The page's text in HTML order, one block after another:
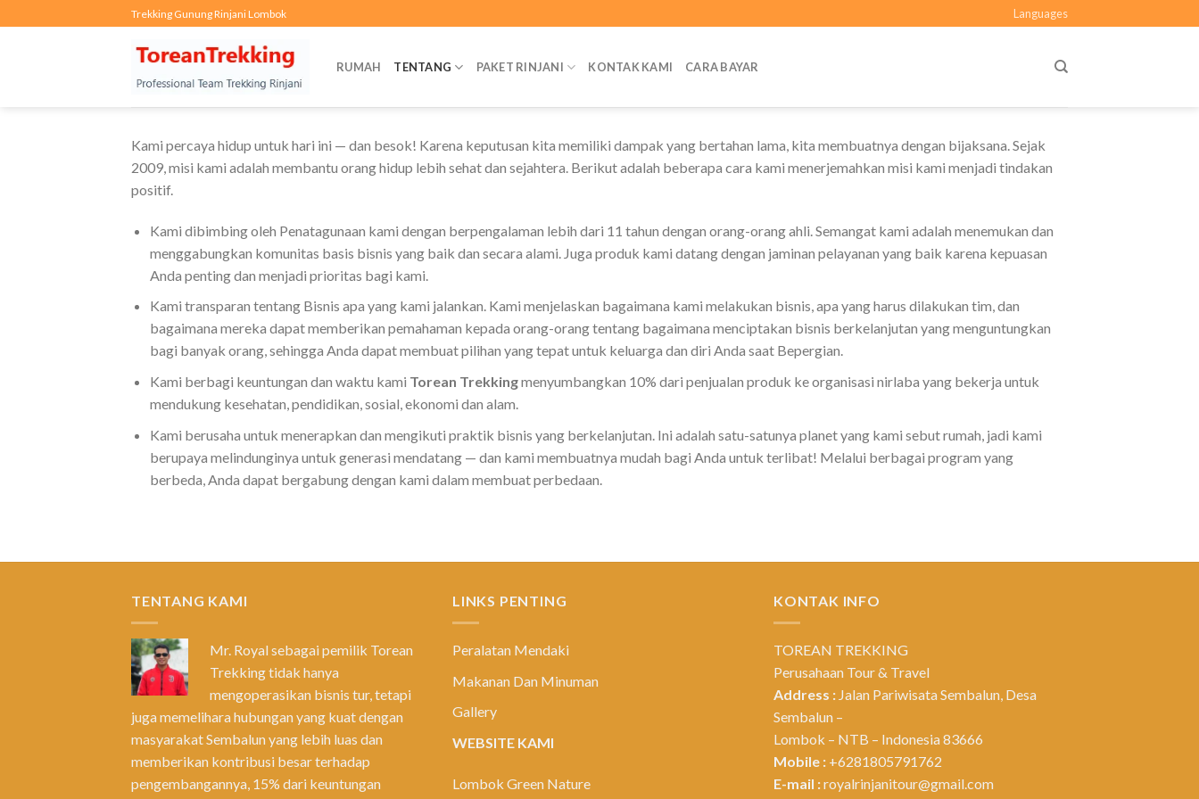
to
Trekking Gunung Rinjani Lombok Languages
RUMAH TENTANG PAKET RINJANI KONTAK KAMI CARA BAYAR
Kami percaya hidup untuk hari ini — dan besok! Karena keputusan kita memiliki dampak yang bertahan lama, kita membuatnya dengan bijaksana. Sejak
2009, misi kami adalah membantu orang hidup lebih sehat dan sejahtera. Berikut adalah beberapa cara kami menerjemahkan misi kami menjadi tindakan
positif.
Kami dibimbing oleh Penatagunaan kami dengan berpengalaman lebih dari 11 tahun dengan orang-orang ahli. Semangat kami adalah menemukan dan
menggabungkan komunitas basis bisnis yang baik dan secara alami. Juga produk kami datang dengan jaminan pelayanan yang baik karena kepuasan
Anda penting dan menjadi prioritas bagi kami.
Kami transparan tentang Bisnis apa yang kami jalankan. Kami menjelaskan bagaimana kami melakukan bisnis, apa yang harus dilakukan tim, dan
bagaimana mereka dapat memberikan pemahaman kepada orang-orang tentang bagaimana menciptakan bisnis berkelanjutan yang menguntungkan
bagi banyak orang, sehingga Anda dapat membuat pilihan yang tepat untuk keluarga dan diri Anda saat Bepergian.
Kami berbagi keuntungan dan waktu kami Torean Trekkingmenyumbangkan 10% dari penjualan produk ke organisasi nirlaba yang bekerja untuk
mendukung kesehatan, pendidikan, sosial, ekonomi dan alam.
Kami berusaha untuk menerapkan dan mengikuti praktik bisnis yang berkelanjutan. Ini adalah satu-satunya planet yang kami sebut rumah, jadi kami
berupaya melindunginya untuk generasi mendatang — dan kami membuatnya mudah bagi Anda untuk terlibat! Melalui berbagai program yang
berbeda, Anda dapat bergabung dengan kami dalam membuat perbedaan.
TENTANG KAMI
Mr. Royal sebagai pemilik Torean
Trekking tidak hanya
mengoperasikan bisnis tur, tetapi
juga memelihara hubungan yang kuat dengan
masyarakat Sembalun yang lebih luas dan
memberikan kontribusi besar terhadap
pengembangannya, 15% dari keuntungan
LINKS PENTING
Peralatan Mendaki
Makanan Dan Minuman
Gallery
WEBSITE KAMI
Lombok Green Nature
KONTAK INFO
TOREAN TREKKING
Perusahaan Tour & Travel
Address : Jalan Pariwisata Sembalun, Desa
Sembalun –
Lombok – NTB – Indonesia 83666
Mobile : +6281805791762
E-mail :royalrinjanitour@gmail.com